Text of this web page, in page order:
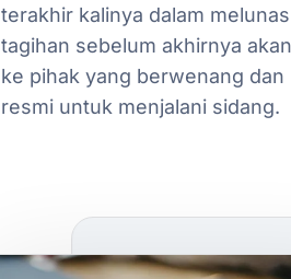
terakhir kalinya dalam
tagihan sebelum akhirnya akan
ke pihak yang berwenang dan
resmi untuk menjalani sidang.